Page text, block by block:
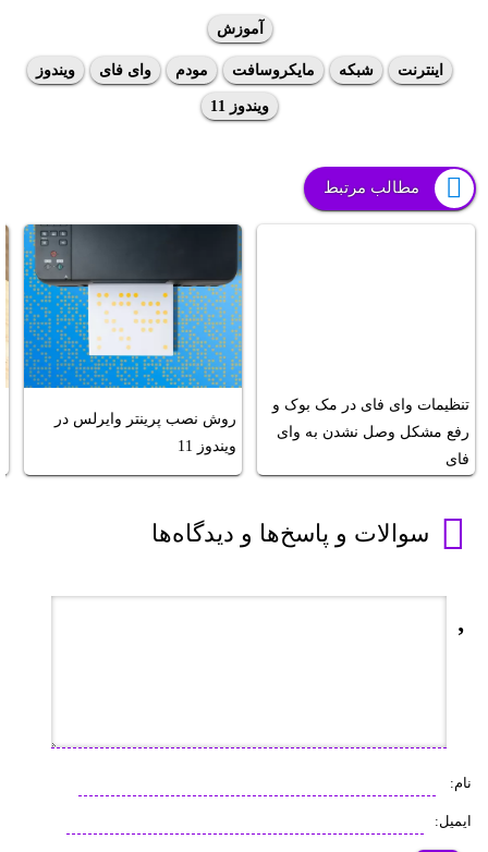
آموزش
اینترنت شبکه مایکروسافت مودم وای فای ویندوز
ویندوز 11
مطالب مرتبط
تنظیمات وای فای در مک بوک و
رفع مشکل وصل نشدن به وای
فای
روش نصب پرینتر وایرلس در
ویندوز 11
سوالات و پاسخ‌ها و دیدگاه‌ها
نام:
ایمیل: